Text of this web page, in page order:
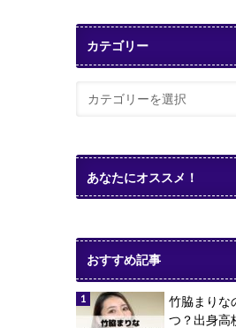
カテゴリー
あなたにオススメ！
おすすめ記事
竹脇まりな
つ？出身高